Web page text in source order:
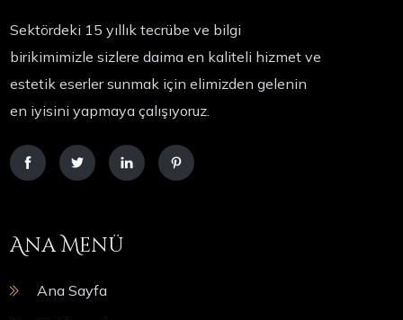
Sektördeki 15 yıllık tecrübe ve bilgi
birikimimizle sizlere daima en kaliteli hizmet ve
estetik eserler sunmak için elimizden gelenin
en iyisini yapmaya çalışıyoruz.
Ana Menü
Ana Sayfa